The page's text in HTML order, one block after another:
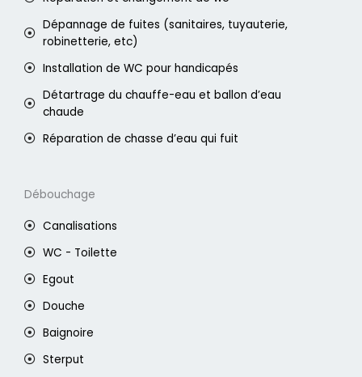
Dépannage de fuites (sanitaires, tuyauterie,
robinetterie, etc)
Installation de WC pour handicapés
Détartrage du chauffe-eau et ballon d’eau
chaude
Réparation de chasse d’eau qui fuit
Débouchage
Canalisations
WC - Toilette
Egout
Douche
Baignoire
Sterput